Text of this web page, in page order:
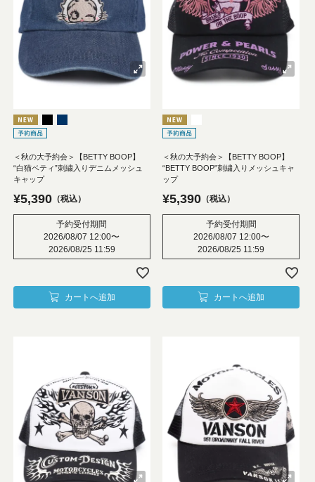
＜秋の大予約会＞【BETTY BOOP】
“白猫ベティ”刺繍入りデニムメッシュ
キャップ
¥5,390 税込
予約受付期間
2026/08/07 12:00〜
2026/08/25 11:59
カートへ追加
＜秋の大予約会＞【BETTY BOOP】
“BETTY BOOP”刺繍入りメッシュキャ
ップ
¥5,390 税込
予約受付期間
2026/08/07 12:00〜
2026/08/25 11:59
カートへ追加